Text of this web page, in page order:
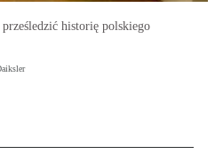
historię polskiego